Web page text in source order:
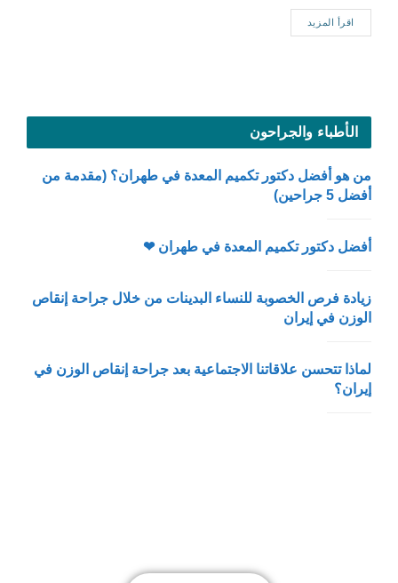
الجرّاحين، وتكاليف العلاج المناسبة مقارنة...
اقرأ المزيد
الأطباء والجراحون
من هو أفضل دكتور تكميم المعدة في طهران؟ (مقدمة من
أفضل 5 جراحين)
أفضل دكتور تكميم المعدة في طهران ❤
زيادة فرص الخصوبة للنساء البدينات من خلال جراحة إنقاص
الوزن في إيران
لماذا تتحسن علاقاتنا الاجتماعية بعد جراحة إنقاص الوزن في
إيران؟